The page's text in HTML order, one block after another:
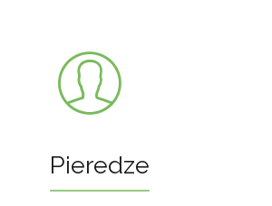
Pieredze